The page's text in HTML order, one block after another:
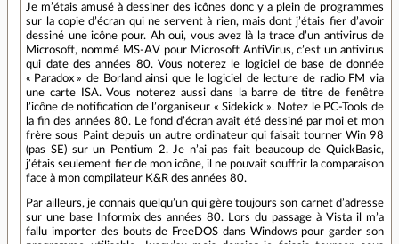
Je m’étais amusé à dessiner des icônes donc y a plein de programmes
sur la copie d’écran qui ne servent à rien, mais dont j’étais fier d’avoir
dessiné une icône pour. Ah oui, vous avez là la trace d’un antivirus de
Microsoft, nommé MS-AV pour Microsoft AntiVirus, c’est un antivirus
qui date des années 80. Vous noterez le logiciel de base de donnée
« Paradox » de Borland ainsi que le logiciel de lecture de radio FM via
une carte ISA. Vous noterez aussi dans la barre de titre de fenêtre
l’icône de notification de l’organiseur « Sidekick ». Notez le PC-Tools de
la fin des années 80. Le fond d’écran avait été dessiné par moi et mon
frère sous Paint depuis un autre ordinateur qui faisait tourner Win 98
(pas SE) sur un Pentium 2. Je n’ai pas fait beaucoup de QuickBasic,
j’étais seulement fier de mon icône, il ne pouvait souffrir la comparaison
face à mon compilateur K&R des années 80.
Par ailleurs, je connais quelqu’un qui gère toujours son carnet d’adresse
sur une base Informix des années 80. Lors du passage à Vista il m’a
fallu importer des bouts de FreeDOS dans Windows pour garder son